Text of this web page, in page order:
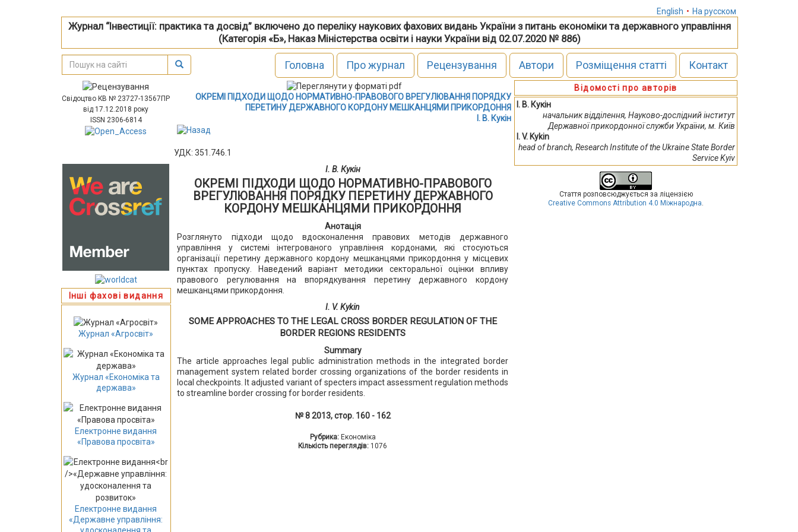
English • На русском
Журнал “Інвестиції: практика та досвід” включено до переліку наукових фахових видань України з питань економіки та державного управління
(Категорія «Б», Наказ Міністерства освіти і науки України від 02.07.2020 № 886)
Головна Про журнал Рецензування Автори Розміщення статті Контакт
Свідоцтво КВ № 23727-13567ПР
від 17.12.2018 року
ISSN 2306-6814
Інші фахові видання
Журнал «Агросвіт»
Журнал «Економіка та
держава»
Електронне видання
«Правова просвіта»
Електронне видання
«Державне управління:
ОКРЕМІ ПІДХОДИ ЩОДО НОРМАТИВНО-ПРАВОВОГО ВРЕГУЛЮВАННЯ ПОРЯДКУ
ПЕРЕТИНУ ДЕРЖАВНОГО КОРДОНУ МЕШКАНЦЯМИ ПРИКОРДОННЯ
І. В. Кукін
УДК: 351.746.1
І. В. Кукін
ОКРЕМІ ПІДХОДИ ЩОДО НОРМАТИВНО-ПРАВОВОГО
ВРЕГУЛЮВАННЯ ПОРЯДКУ ПЕРЕТИНУ ДЕРЖАВНОГО
КОРДОНУ МЕШКАНЦЯМИ ПРИКОРДОННЯ
Анотація
Розглянуто підходи щодо вдосконалення правових методів державного
управління у системі інтегрованого управління кордонами, які стосуються
організації перетину державного кордону мешканцями прикордоння у місцевих
пунктах пропуску. Наведений варіант методики секторальної оцінки впливу
правового регулювання на впорядкування перетину державного кордону
мешканцями прикордоння.
І. V. Kykin
SOME APPROACHES TO THE LEGAL CROSS BORDER REGULATION OF THE
BORDER REGIONS RESIDENTS
Summary
The article approaches legal public administration methods in the integrated border
management system related border crossing organizations of the border residents in
local checkpoints. It adjusted variant of specters impact assessment regulation methods
to streamline border crossing for border residents.
№ 8 2013, стор. 160 - 162
Рубрика: Економіка
Кількість переглядів: 1076
Відомості про авторів
І. В. Кукін
начальник відділення, Науково-дослідний інститут
Державної прикордонної служби України, м. Київ
І. V. Kykin
head of branch, Research Institute of the Ukraine State Border
Service Kyiv
Стаття розповсюджується за ліцензією
Creative Commons Attribution 4.0 Міжнародна.